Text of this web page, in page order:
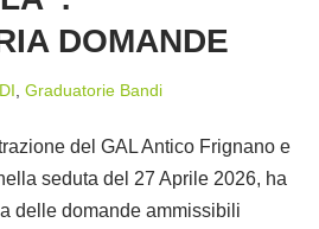
DOMANDE
Graduatorie Bandi
del GAL Antico Frignano e
seduta del 27 Aprile 2026, ha
delle domande ammissibili